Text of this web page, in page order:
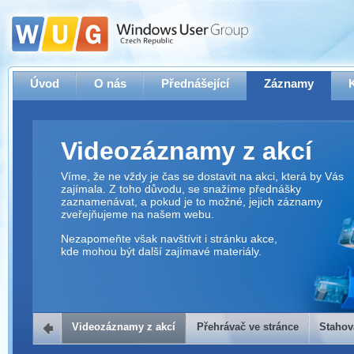
Úvod O nás Přednášející Záznamy
Videozáznamy z akcí
Víme, že ne vždy je čas se dostavit na akci, která by Vás
zajímala. Z toho důvodu, se snažíme přednášky
zaznamenávat, a pokud je to možné, jejich záznamy
zveřejňujeme na našem webu.
Nezapomeňte však navštívit i stránku akce,
kde mohou být další zajímavé materiály.
Přehrávač ve stránce
Videozáznamy z akcí Přehrávač ve stránce